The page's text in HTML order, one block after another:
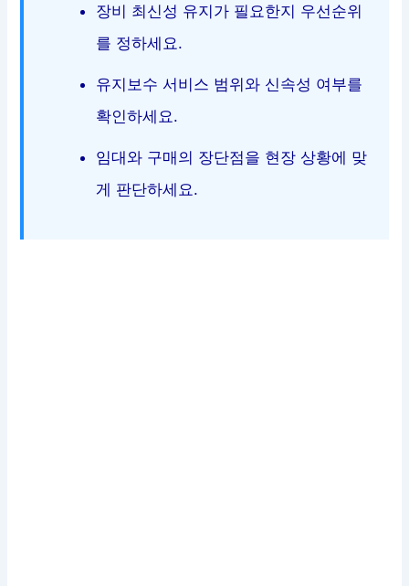
장비 최신성 유지가 필요한지 우선순위
를 정하세요.
유지보수 서비스 범위와 신속성 여부를
확인하세요.
임대와 구매의 장단점을 현장 상황에 맞
게 판단하세요.